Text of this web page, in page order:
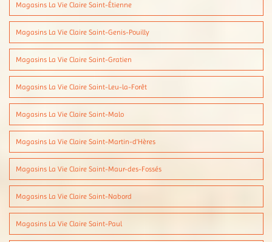
Magasins La Vie Claire Saint-Étienne
Magasins La Vie Claire Saint-Genis-Pouilly
Magasins La Vie Claire Saint-Gratien
Magasins La Vie Claire Saint-Leu-la-Forêt
Magasins La Vie Claire Saint-Malo
Magasins La Vie Claire Saint-Martin-d'Hères
Magasins La Vie Claire Saint-Maur-des-Fossés
Magasins La Vie Claire Saint-Nabord
Magasins La Vie Claire Saint-Paul